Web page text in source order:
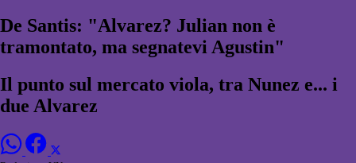
De Santis: "Alvarez? Julian non è
tramontato, ma segnatevi Agustin"
Il punto sul mercato viola, tra Nunez e... i
due Alvarez